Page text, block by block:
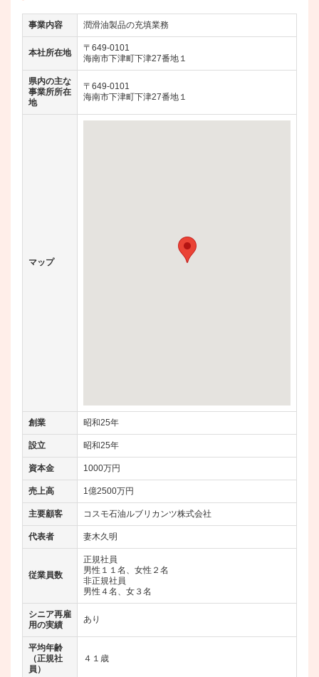
事業内容 潤滑油製品の充填業務
本社所在地
〒649-0101
海南市下津町下津27番地１
県内の主な
事業所所在
地
〒649-0101
海南市下津町下津27番地１
マップ
創業 昭和25年
設立 昭和25年
資本金 1000万円
売上高 1億2500万円
主要顧客 コスモ石油ルブリカンツ株式会社
代表者 妻木久明
従業員数
正規社員
男性１１名、女性２名
非正規社員
男性４名、女３名
シニア再雇
用の実績
あり
平均年齢
（正規社
員）
４１歳